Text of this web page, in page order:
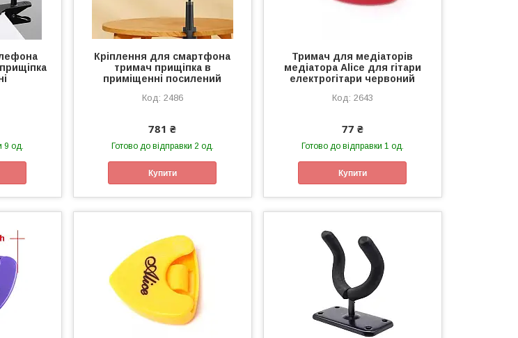
9 од.
Кріплення для смартфона
тримач прищіпка в
приміщенні посилений
2486
781 ₴
Готово до відправки 2 од.
Купити
Тримач для медіаторів
медіатора Alice для гітари
електрогітари червоний
2643
77 ₴
Готово до відправки 1 од.
Купити